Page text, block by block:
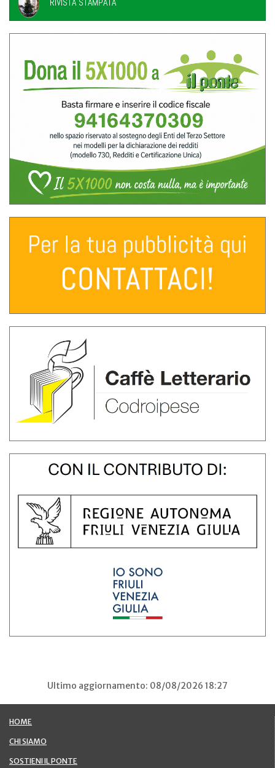
Ultimo aggiornamento: 08/08/2026 18:27
HOME
CHI SIAMO
SOSTIENI IL PONTE